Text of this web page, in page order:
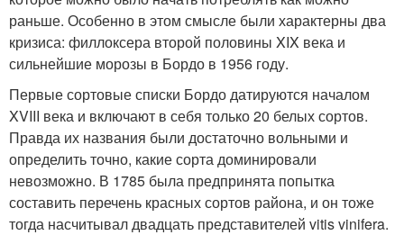
раньше. Особенно в этом смысле были характерны два
кризиса: филлоксера второй половины XIX века и
сильнейшие морозы в Бордо в 1956 году.
Первые сортовые списки Бордо датируются началом
XVIII века и включают в себя только 20 белых сортов.
Правда их названия были достаточно вольными и
определить точно, какие сорта доминировали
невозможно. В 1785 была предпринята попытка
составить перечень красных сортов района, и он тоже
тогда насчитывал двадцать представителей vitis vinifera.